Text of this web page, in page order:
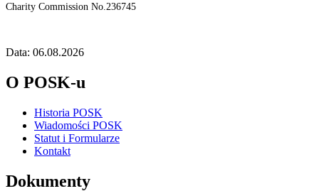
Charity Commission No.236745
Data: 06.08.2026
O POSK-u
Historia POSK
Wiadomości POSK
Statut i Formularze
Kontakt
Dokumenty